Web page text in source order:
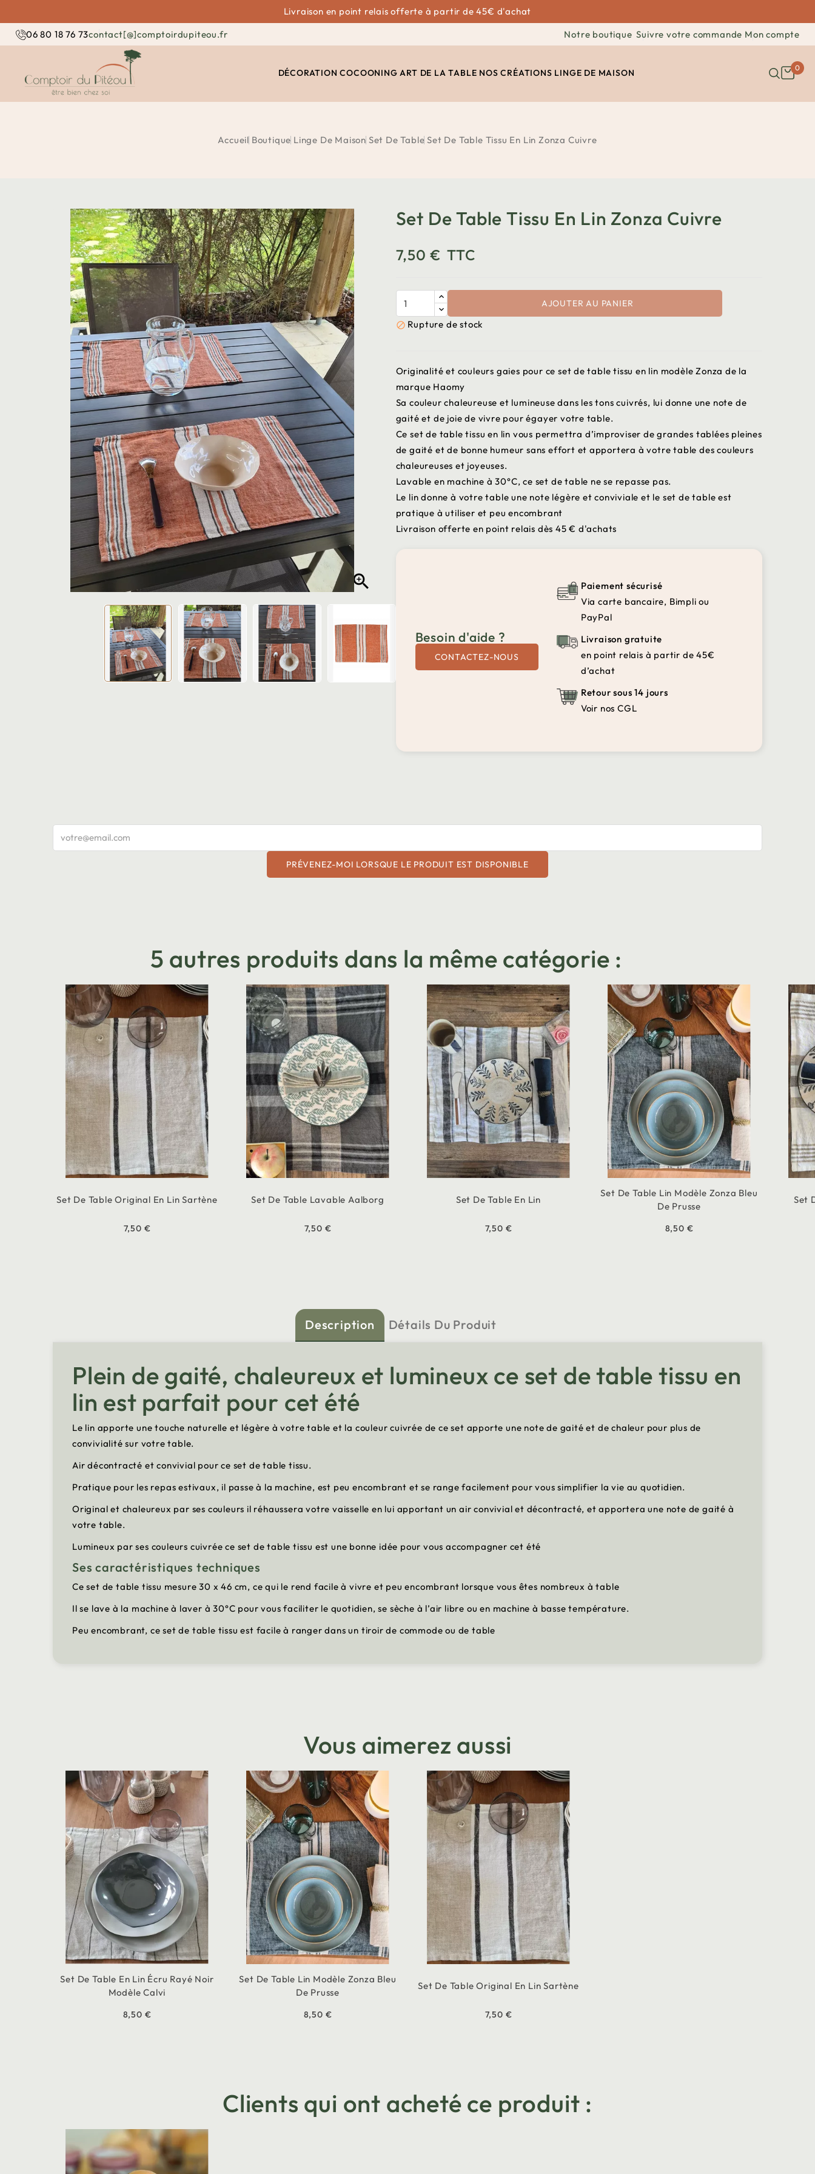
Livraison en point relais offerte à partir de 45€ d'achat
06 80 18 76 73contact[@]comptoirdupiteou.fr Notre boutique Suivre votre commande Mon compte
DÉCORATION COCOONING ART DE LA TABLE NOS CRÉATIONS LINGE DE MAISON 0
Accueil Boutique Linge De Maison Set De Table Set De Table Tissu En Lin Zonza Cuivre

Set De Table Tissu En Lin Zonza Cuivre
7,50 € TTC
AJOUTER AU PANIER
 Rupture de stock
Originalité et couleurs gaies pour ce set de table tissu en lin modèle Zonza de la
marque Haomy
Sa couleur chaleureuse et lumineuse dans les tons cuivrés, lui donne une note de
gaité et de joie de vivre pour égayer votre table.
Ce set de table tissu en lin vous permettra d’improviser de grandes tablées pleines
de gaité et de bonne humeur sans effort et apportera à votre table des couleurs
chaleureuses et joyeuses.
Lavable en machine à 30°C, ce set de table ne se repasse pas.
Le lin donne à votre table une note légère et conviviale et le set de table est
pratique à utiliser et peu encombrant
Livraison offerte en point relais dès 45 € d'achats
Besoin d'aide ?
CONTACTEZ-NOUS
Paiement sécurisé
Via carte bancaire, Bimpli ou
PayPal
Livraison gratuite
en point relais à partir de 45€
d’achat
Retour sous 14 jours
Voir nos CGL
PRÉVENEZ-MOI LORSQUE LE PRODUIT EST DISPONIBLE
5 autres produits dans la même catégorie :
Set De Table Original En Lin Sartène
7,50 €
Set De Table Lavable Aalborg
7,50 €
Set De Table En Lin
7,50 €
Set De Table Lin Modèle Zonza Bleu
De Prusse
8,50 €
Set
Description Détails Du Produit
Plein de gaité, chaleureux et lumineux ce set de table tissu en
lin est parfait pour cet été
Le lin apporte une touche naturelle et légère à votre table et la couleur cuivrée de ce set apporte une note de gaité et de chaleur pour plus de
convivialité sur votre table.
Air décontracté et convivial pour ce set de table tissu.
Pratique pour les repas estivaux, il passe à la machine, est peu encombrant et se range facilement pour vous simplifier la vie au quotidien.
Original et chaleureux par ses couleurs il réhaussera votre vaisselle en lui apportant un air convivial et décontracté, et apportera une note de gaité à
votre table.
Lumineux par ses couleurs cuivrée ce set de table tissu est une bonne idée pour vous accompagner cet été
Ses caractéristiques techniques
Ce set de table tissu mesure 30 x 46 cm, ce qui le rend facile à vivre et peu encombrant lorsque vous êtes nombreux à table
Il se lave à la machine à laver à 30°C pour vous faciliter le quotidien, se sèche à l’air libre ou en machine à basse température.
Peu encombrant, ce set de table tissu est facile à ranger dans un tiroir de commode ou de table
Vous aimerez aussi
Set De Table En Lin Écru Rayé Noir
Modèle Calvi
8,50 €
Set De Table Lin Modèle Zonza Bleu
De Prusse
8,50 €
Set De Table Original En Lin Sartène
7,50 €
Clients qui ont acheté ce produit :